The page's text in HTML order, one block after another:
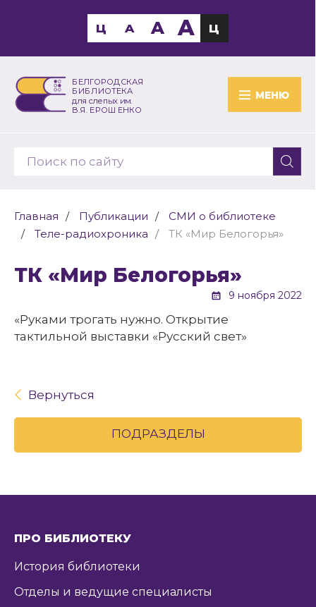
БЕЛГОРОДСКАЯ
БИБЛИОТЕКА
для слепых им.
В.Я. ЕРОШЕНКО
МЕНЮ
Ц A A A Ц
Главная Публикации
СМИ о библиотеке
Теле-радиохроника
ТК «Мир Белогорья»
ТК «Мир Белогорья»
9 ноября 2022
«Руками трогать нужно. Открытие
тактильной выставки «Русский свет»
Вернуться
ПОДРАЗДЕЛЫ
ПРО БИБЛИОТЕКУ
История библиотеки
Отделы и ведущие специалисты